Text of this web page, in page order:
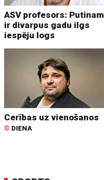
ASV profesors: Putinam
ir divarpus gadu ilgs
iespēju logs
Cerības uz vienošanos
© DIENA